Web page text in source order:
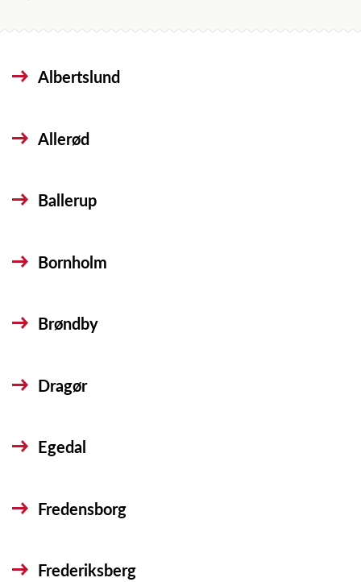
Albertslund
Allerød
Ballerup
Bornholm
Brøndby
Dragør
Egedal
Fredensborg
Frederiksberg